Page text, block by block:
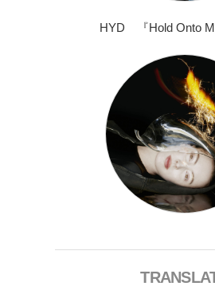
HYD 『Hold Onto